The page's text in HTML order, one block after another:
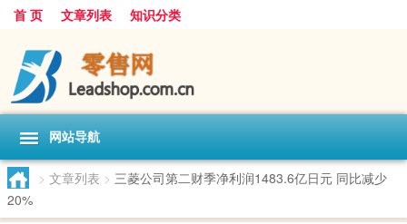
首 页 文章列表 知识分类
网站导航
> 文章列表 > 三菱公司第二财季净利润1483.6亿日元 同比减少
20%